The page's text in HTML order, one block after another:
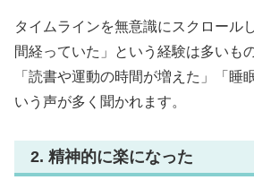
タイムラインを無意識にスクロール
間経っていた」という経験は多いも
「読書や運動の時間が増えた」「睡
いう声が多く聞かれます。
2. 精神的に楽になった